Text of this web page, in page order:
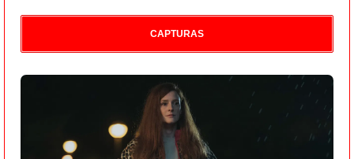
CAPTURAS